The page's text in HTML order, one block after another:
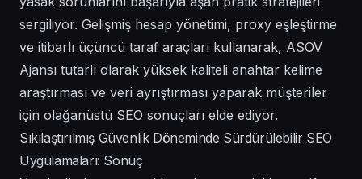
sergiliyor. Gelişmiş hesap yönetimi, proxy eşleştirme
ve itibarlı üçüncü taraf araçları kullanarak, ASOV
Ajansı tutarlı olarak yüksek kaliteli anahtar kelime
araştırması ve veri ayrıştırması yaparak müşteriler
için olağanüstü SEO sonuçları elde ediyor.
Sıkılaştırılmış Güvenlik Döneminde Sürdürülebilir SEO
Uygulamaları: Sonuç